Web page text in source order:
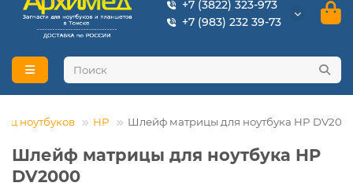
+7 (3822) 323-973
+7 (983) 232 39-73
ноутбуков HP Шлейф матрицы для ноутбука HP
Шлейф матрицы для ноутбука HP
DV2000